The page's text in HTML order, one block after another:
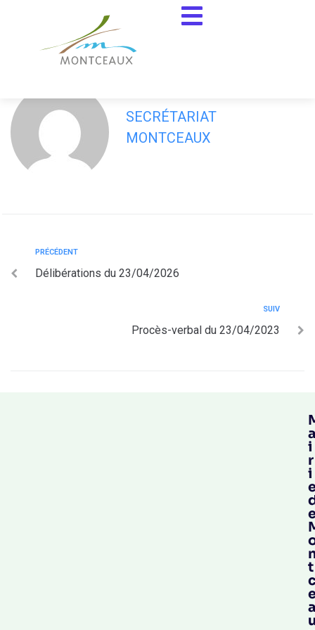
Procès-Verbal du 30/03/2026
SECRÉTARIAT
MONTCEAUX
PRÉCÉDENT
Délibérations du 23/04/2026
SUIV
Procès-verbal du 23/04/2023
a
i
r
i
t
a